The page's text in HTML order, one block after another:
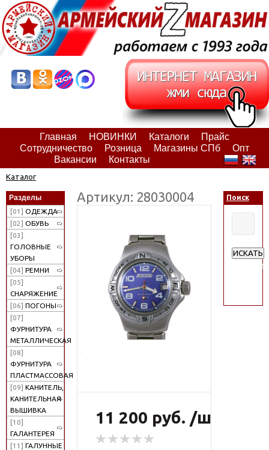
Главная НОВИНКИ Каталоги
Прайс
Сотрудничество
Розница Магазины СПб
Опт
Вакансии
Контакты
Каталог
Разделы
[01] ОДЕЖДА
[02] ОБУВЬ
[03]
ГОЛОВНЫЕ
УБОРЫ
[04] РЕМНИ
[05]
СНАРЯЖЕНИЕ
[06] ПОГОНЫ
[07]
ФУРНИТУРА
МЕТАЛЛИЧЕСКАЯ
[08]
ФУРНИТУРА
ПЛАСТМАССОВАЯ
[09] КАНИТЕЛЬ,
КАНИТЕЛЬНАЯ
ВЫШИВКА
[10]
ГАЛАНТЕРЕЯ
[11] ГАЛУННЫЕ
Артикул: 28030004
11 200 руб. /шт
Поиск
ИСКАТЬ